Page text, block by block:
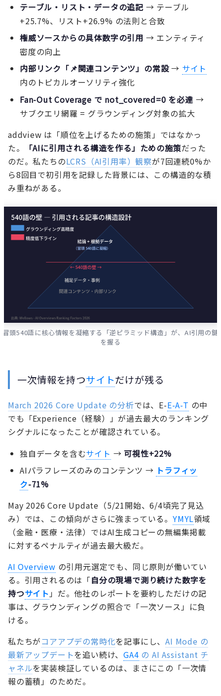
テーブル・リスト・データの追記 → テーブル
+25.7%、リスト+26.9% の法則と合致
権威ソースからの具体数字の引用 → エンティティ
密度の向上
内部リンク「📌関連コンテンツ」の常設→ サイト
内のトピカルオーソリティ強化
Fan-Out Coverage で not_covered=0 を必達 →
サブクエリ網羅 = グラウンディング対象の拡大
addview は「順位を上げるための施策」ではなかっ
た。
「AIに引用される構造を作る」ための施策だった
のだ。私たちのLCRS（AI引用率）観察が7回連続0%か
ら8回目で初引用を記録した背景には、この構造的な積
み重ねがある。
冒頭540語に核心情報を凝縮する「逆ピラミッド構造」が、AI引用の鍵
を握る
一次情報を持つサイトだけが残る
March 2026 Core Update の分析では、E-E-A-T の中
でも「Experience（経験）」が過去最大のランキング
シグナルになったことが確認されている。
独自データを含むサイト → 可視性+22%
AIパラフレーズのみのコンテンツ → トラフィッ
ク-71%
May 2026 Core Update（5/21開始、6/4頃完了見込
み）では、この傾向がさらに強まっている。 YMYL領域
（金融・医療・法律）ではAI生成コピーの無編集掲載
に対するペナルティが過去最大級だ。
AI Overview の引用元選定でも、同じ原則が働いてい
る。引用されるのは「自分の現場で測り続けた数字を
持つサイト」だ。他社のレポートを要約しただけの記
事は、グラウンディングの照合で「一次ソース」に負
ける。
私たちがコアアプデの常時化を記事にし、AI Mode の
最新アップデートを追い続け、GA4 の AI Assistant チ
ャネルを実装検証しているのは、まさにこの「一次情
報の蓄積」のためだ。